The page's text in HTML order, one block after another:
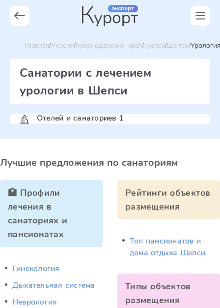
Главная Россия Краснодарский край Туапсе Шепси Урология
Санатории с лечением
урологии в Шепси
Отелей и санаториев 1
Лучшие предложения по санаториям
🏥 Профили
лечения в
санаториях и
пансионатах
Гинекология
Дыхательная система
Неврология
Рейтинги объектов
размещения
Топ пансионатов и
дома отдыха Шепси
Типы объектов
размещения